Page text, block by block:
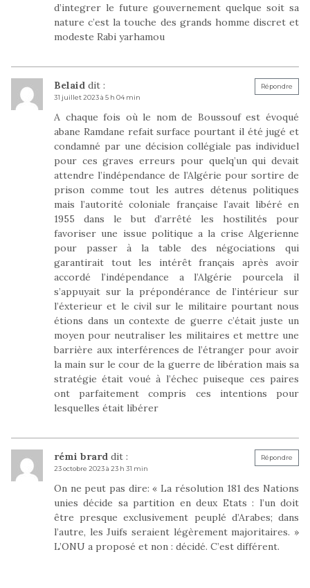
d’integrer le future gouvernement quelque soit sa
nature c’est la touche des grands homme discret et
modeste Rabi yarhamou
Belaid dit :
31 juillet 2023 à 5 h 04 min
A chaque fois où le nom de Boussouf est évoqué
abane Ramdane refait surface pourtant il été jugé et
condamné par une décision collégiale pas individuel
pour ces graves erreurs pour quelq’un qui devait
attendre l’indépendance de l’Algérie pour sortire de
prison comme tout les autres détenus politiques
mais l’autorité coloniale française l’avait libéré en
1955 dans le but d’arrêté les hostilités pour
favoriser une issue politique a la crise Algerienne
pour passer à la table des négociations qui
garantirait tout les intérêt français après avoir
accordé l’indépendance a l’Algérie pourcela il
s’appuyait sur la prépondérance de l’intérieur sur
l’éxterieur et le civil sur le militaire pourtant nous
étions dans un contexte de guerre c’était juste un
moyen pour neutraliser les militaires et mettre une
barrière aux interférences de l’étranger pour avoir
la main sur le cour de la guerre de libération mais sa
stratégie était voué à l’échec puiseque ces paires
ont parfaitement compris ces intentions pour
lesquelles était libérer
Répondre
rémi brard dit :
23 octobre 2023 à 23 h 31 min
On ne peut pas dire: « La résolution 181 des Nations
unies décide sa partition en deux Etats : l’un doit
être presque exclusivement peuplé d’Arabes; dans
l’autre, les Juifs seraient légèrement majoritaires. »
L’ONU a proposé et non : décidé. C’est différent.
Répondre